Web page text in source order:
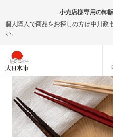
小売店様専用の卸
個人購入で商品をお探しの方は中川政
い。